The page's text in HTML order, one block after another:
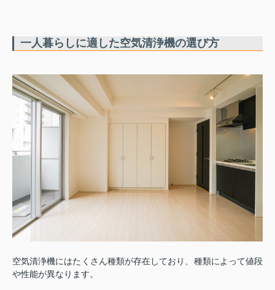
一人暮らしに適した空気清浄機の選び方
空気清浄機にはたくさん種類が存在しており、種類によって値段
や性能が異なります。